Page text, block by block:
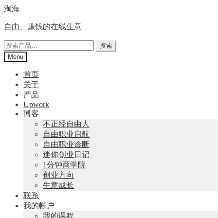
Skip
navigation
Skip
content
淘海
自由、赚钱的在线生意
搜
索：
搜索
Menu
首页
关于
产品
Upwork
博客
不正经自由人
自由职业启航
自由职业诊断
迷你创业日记
1分钟商学院
创业方向
生意成长
联系
我的帐户
我的课程